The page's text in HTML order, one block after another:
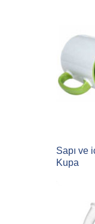
Sapı ve
Kupa